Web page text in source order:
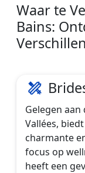
Waar te
Bains:
Gelegen aan
Vallées, biedt
charmante
focus op
heeft een